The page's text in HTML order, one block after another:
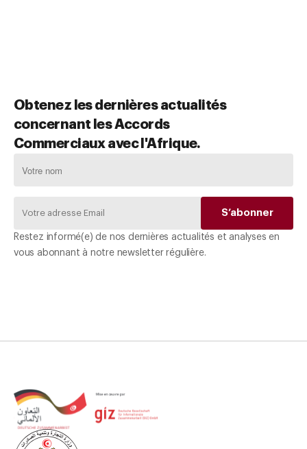
Obtenez les dernières actualités
concernant les Accords
Commerciaux avec l'Afrique.
Restez informé(e) de nos dernières actualités et analyses en
vous abonnant à notre newsletter régulière.